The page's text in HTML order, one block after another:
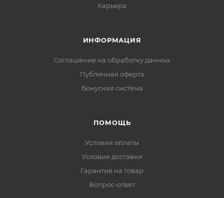
Карьера
ИНФОРМАЦИЯ
Соглашение на обработку данных
Публичная оферта
Бонусная система
ПОМОЩЬ
Условия оплаты
Условия доставки
Гарантия на товар
Вопрос-ответ